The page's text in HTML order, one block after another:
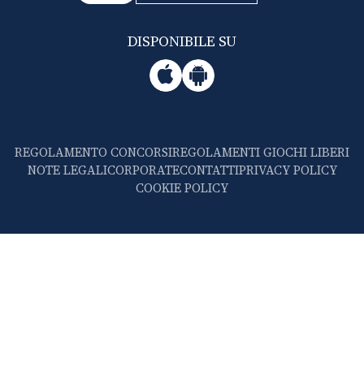
DISPONIBILE SU
REGOLAMENTO CONCORSIREGOLAMENTI GIOCHI LIBERI
NOTE LEGALICORPORATECONTATTIPRIVACY POLICY
COOKIE POLICY